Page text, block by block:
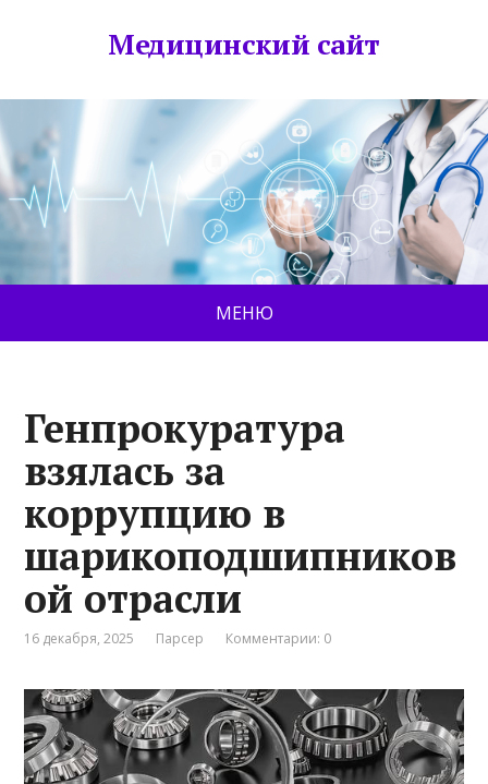
Медицинский сайт
МЕНЮ
Генпрокуратура
взялась за
коррупцию в
шарикоподшипников
ой отрасли
16 декабря, 2025 Парсер Комментарии: 0